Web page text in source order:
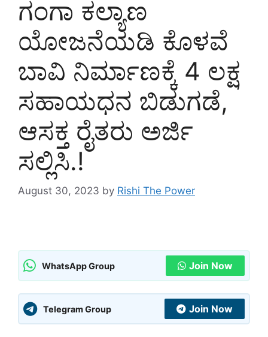
ಗಂಗಾ ಕಲ್ಯಾಣ
ಯೋಜನೆಯಡಿ ಕೊಳವೆ
ಬಾವಿ ನಿರ್ಮಾಣಕ್ಕೆ 4 ಲಕ್ಷ
ಸಹಾಯಧನ ಬಿಡುಗಡೆ,
ಆಸಕ್ತ ರೈತರು ಅರ್ಜಿ
ಸಲ್ಲಿಸಿ.!
August 30, 2023 by Rishi The Power
WhatsApp Group Join Now
Telegram Group Join Now